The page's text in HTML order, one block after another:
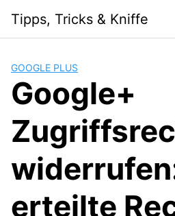
content
Tipps, Tricks & Kniffe
GOOGLE PLUS
Google+
erteilte